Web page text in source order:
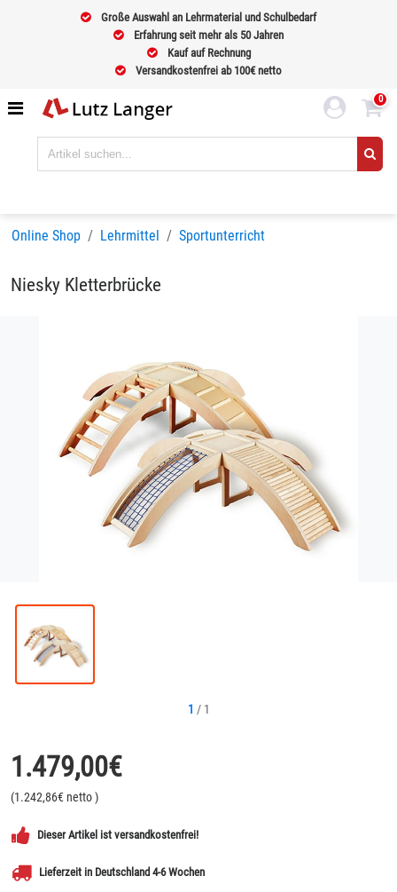
Große Auswahl an Lehrmaterial und Schulbedarf
Erfahrung seit mehr als 50 Jahren
Kauf auf Rechnung
Versandkostenfrei ab 100€ netto
0
Online Shop Lehrmittel Sportunterricht
Niesky Kletterbrücke
1 / 1
1.479,00€
(1.242,86€ netto)
Dieser Artikel ist versandkostenfrei!
Lieferzeit in Deutschland 4-6 Wochen